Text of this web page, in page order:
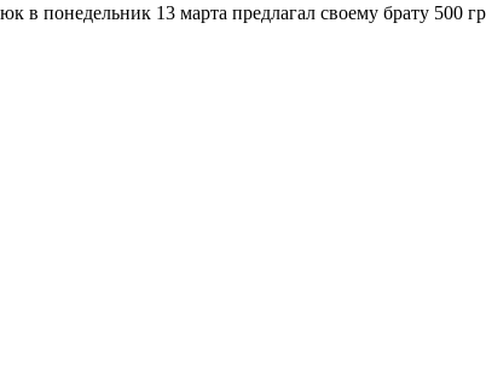
в понедельник 13 марта предлагал своему брату 500